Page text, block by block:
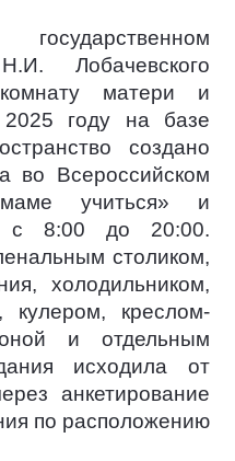
Лобачевского
матери и
году на базе
создано
во Всероссийском
учиться» и
с 8:00 до 20:00.
столиком,
холодильником,
кулером, креслом-
и отдельным
исходила от
анкетирование
по расположению